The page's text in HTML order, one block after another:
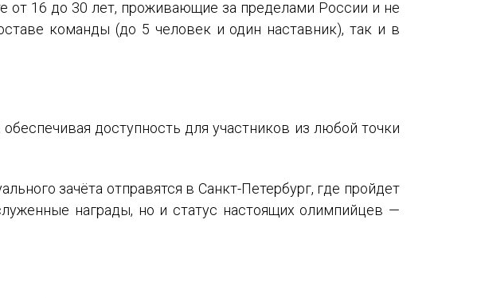
16 до 30 лет, проживающие за пределами России и не
команды (до 5 человек и один наставник), так и в
доступность для участников из любой точки
зачёта отправятся в Санкт-Петербург, где пройдет
награды, но и статус настоящих олимпийцев —